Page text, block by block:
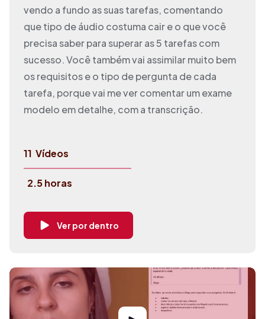
vendo a fundo as suas tarefas, comentando
que tipo de áudio costuma cair e o que você
precisa saber para superar as 5 tarefas com
sucesso. Você também vai assimilar muito bem
os requisitos e o tipo de pergunta de cada
tarefa, porque vai me ver comentar um exame
modelo em detalhe, com a transcrição.
11 Vídeos
2.5 horas
Ver por dentro